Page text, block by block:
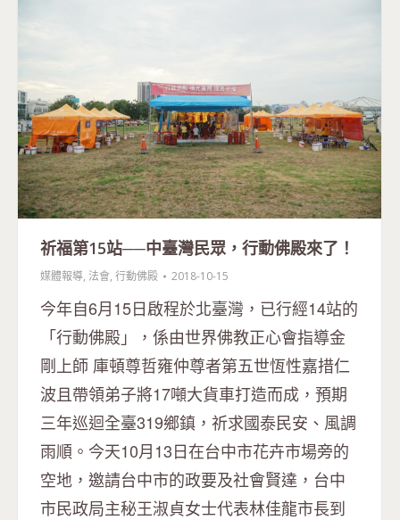
祈福第15站──中臺灣民眾，行動佛殿來了！
媒體報導, 法會, 行動佛殿 2018-10-15
今年自6月15日啟程於北臺灣，已行經14站的
「行動佛殿」，係由世界佛教正心會指導金
剛上師 庫頓尊哲雍仲尊者第五世恆性嘉措仁
波且帶領弟子將17噸大貨車打造而成，預期
三年巡迴全臺319鄉鎮，祈求國泰民安、風調
雨順。今天10月13日在台中市花卉市場旁的
空地，邀請台中市的政要及社會賢達，台中
市民政局主秘王淑貞女士代表林佳龍市長到